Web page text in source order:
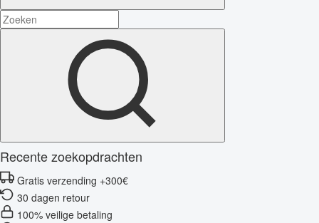
Recente zoekopdrachten
Gratis verzending +300€
30 dagen retour
100% veilige betaling